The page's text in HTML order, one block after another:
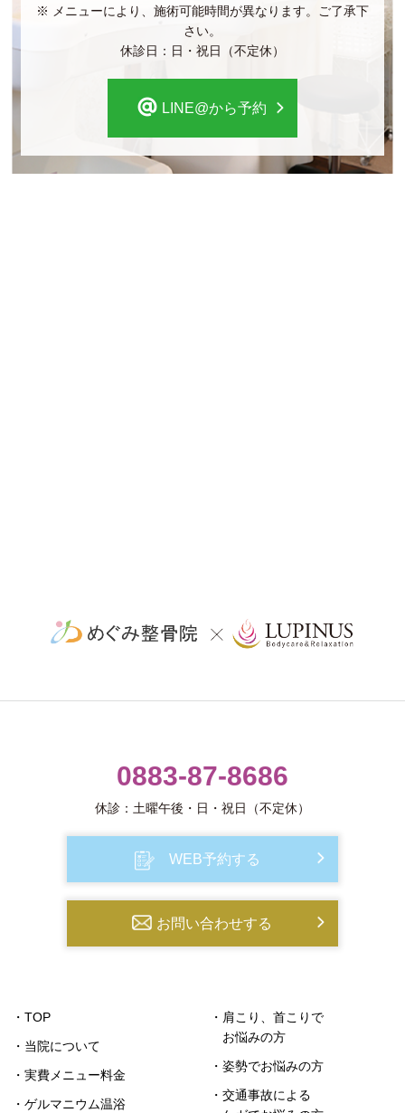
※ メニューにより、施術可能時間が異なります。ご了承下
さい。
休診日：日・祝日（不定休）
LINE@から予約
0883-87-8686
休診：土曜午後・日・祝日（不定休）
WEB予約する
お問い合わせする
・TOP
・当院について
・実費メニュー料金
・ゲルマニウム温浴
・肩こり、首こりで
お悩みの方
・姿勢でお悩みの方
・交通事故による